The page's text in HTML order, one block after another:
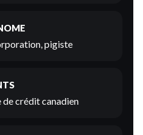
pigiste
de crédit canadien